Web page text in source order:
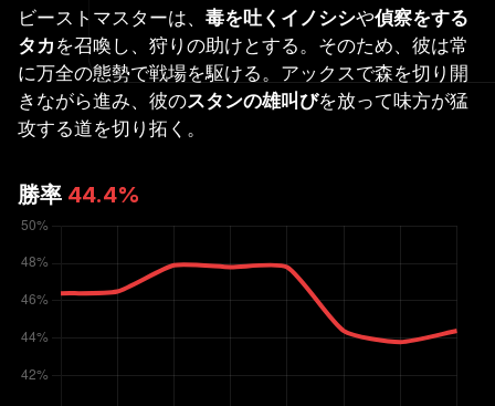
ビーストマスターは、 毒を吐くイノシシや偵察をする
タカ を召喚し、狩りの助けとする。そのため、彼は常
に万全の態勢で戦場を駆ける。アックスで森を切り開
きながら進み、彼のスタンの雄叫びを放って味方が猛
攻する道を切り拓く。
勝率 44.4%